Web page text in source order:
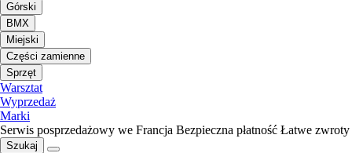
Górski
BMX
Miejski
Części zamienne
Sprzęt
Warsztat
Wyprzedaż
Marki
Serwis posprzedażowy we Francja Bezpieczna płatność Łatwe zwroty
Szukaj